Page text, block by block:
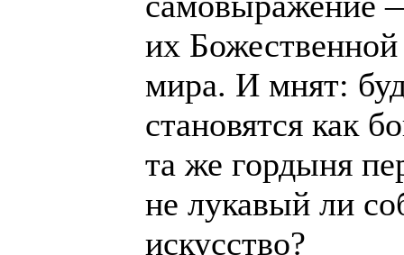
их Божественной
мира. И мнят:
становятся как
та же гордыня
не лукавый ли
искусство?